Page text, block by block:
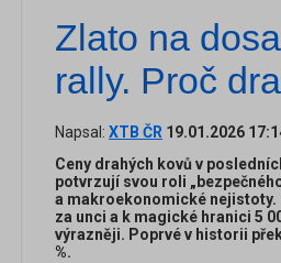
Zlato na
rally. Proč
Napsal: XTB ČR 19.01.2026
Ceny drahých kovů v
potvrzují svou roli
a makroekonomické nejistoty.
za unci a k magické hranici 5
výrazněji. Poprvé v historii
%.